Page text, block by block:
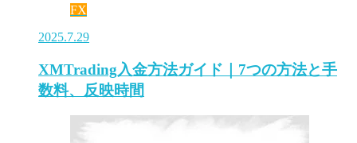
FX
2025.7.29
XMTrading入金方法ガイド｜7つの方法と手
数料、反映時間